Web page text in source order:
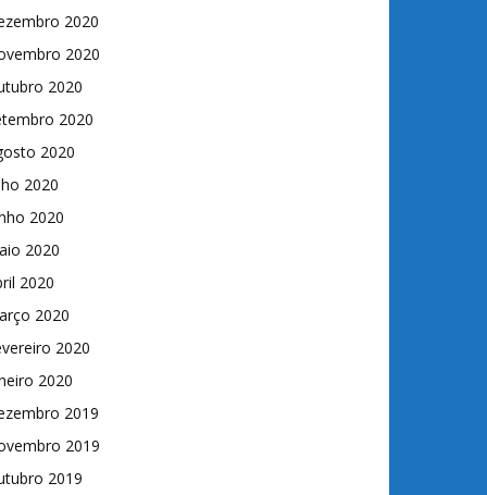
2020
2020
2020
2020
2020
2020
2020
2020
2020
2020
2020
2020
2019
2019
2019